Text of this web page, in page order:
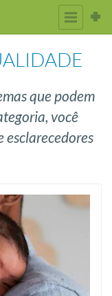
que podem
você
esclarecedores